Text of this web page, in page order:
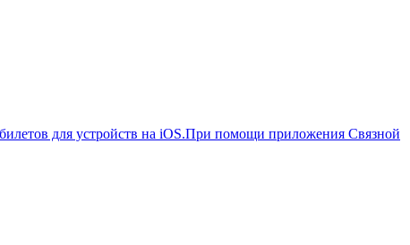
для устройств на iOS.При помощи приложения Связной